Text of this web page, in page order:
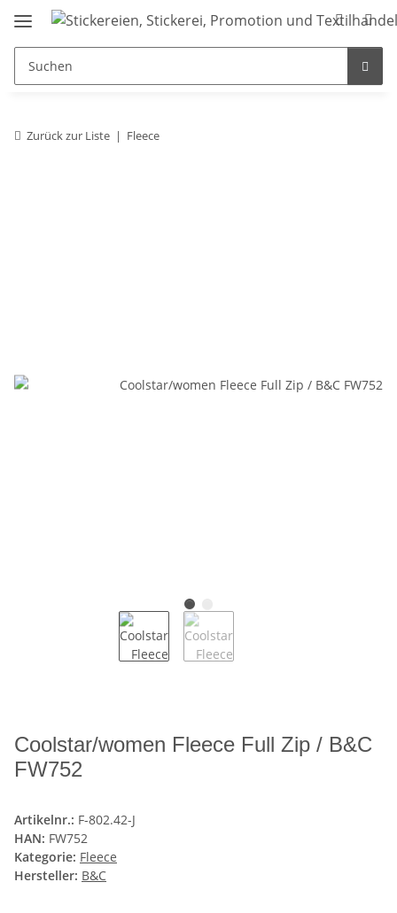
Zurück zur Liste Fleece
Coolstar/women Fleece Full Zip / B&C
FW752
Artikelnr.: F-802.42-J
HAN: FW752
Kategorie: Fleece
Hersteller: B&C